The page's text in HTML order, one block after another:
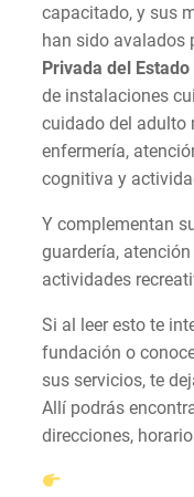
capacitado, y sus
han sido avalados
Privada del
de instalaciones
cuidado del adulto
enfermería,
cognitiva y
Y complementan
guardería,
actividades
Si al leer esto te
fundación o
sus servicios, te
Allí podrás
direcciones,